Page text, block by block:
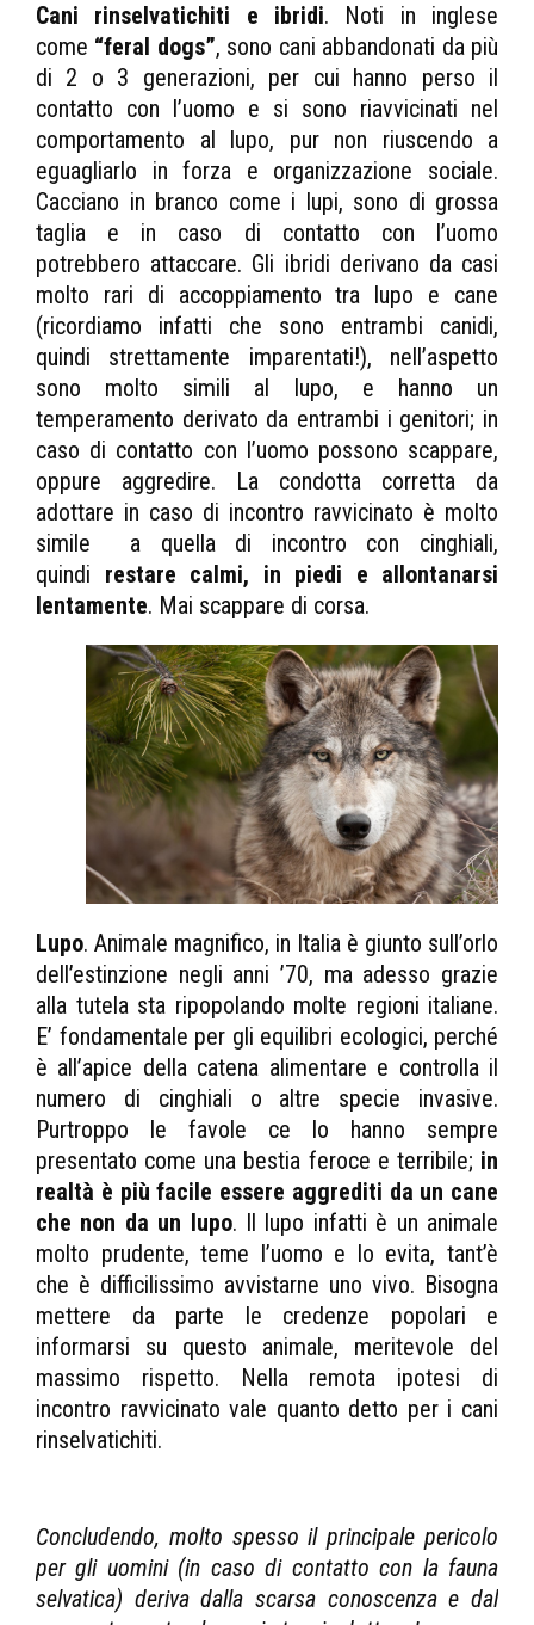
Cani rinselvatichiti e ibridi. Noti in inglese
come “feral dogs”, sono cani abbandonati da più
di 2 o 3 generazioni, per cui hanno perso il
contatto con l’uomo e si sono riavvicinati nel
comportamento al lupo, pur non riuscendo a
eguagliarlo in forza e organizzazione sociale.
Cacciano in branco come i lupi, sono di grossa
taglia e in caso di contatto con l’uomo
potrebbero attaccare. Gli ibridi derivano da casi
molto rari di accoppiamento tra lupo e cane
(ricordiamo infatti che sono entrambi canidi,
quindi strettamente imparentati!), nell’aspetto
sono molto simili al lupo, e hanno un
temperamento derivato da entrambi i genitori; in
caso di contatto con l’uomo possono scappare,
oppure aggredire. La condotta corretta da
adottare in caso di incontro ravvicinato è molto
simile a quella di incontro con cinghiali,
quindi restare calmi, in piedi e allontanarsi
lentamente. Mai scappare di corsa.
Lupo. Animale magnifico, in Italia è giunto sull’orlo
dell’estinzione negli anni ’70, ma adesso grazie
alla tutela sta ripopolando molte regioni italiane.
E’ fondamentale per gli equilibri ecologici, perché
è all’apice della catena alimentare e controlla il
numero di cinghiali o altre specie invasive.
Purtroppo le favole ce lo hanno sempre
presentato come una bestia feroce e terribile; in
realtà è più facile essere aggrediti da un cane
che non da un lupo. Il lupo infatti è un animale
molto prudente, teme l’uomo e lo evita, tant’è
che è difficilissimo avvistarne uno vivo. Bisogna
mettere da parte le credenze popolari e
informarsi su questo animale, meritevole del
massimo rispetto. Nella remota ipotesi di
incontro ravvicinato vale quanto detto per i cani
rinselvatichiti.
Concludendo, molto spesso il principale pericolo
per gli uomini (in caso di contatto con la fauna
selvatica) deriva dalla scarsa conoscenza e dal